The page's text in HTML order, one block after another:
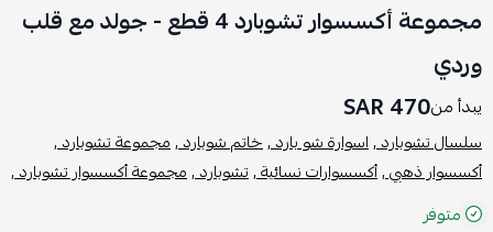
مجموعة أكسسوار تشوبارد 4 قطع - جولد مع قلب
وردي
يبدأ من470 SAR
سلسال تشوبارد ,اسوارة شو بارد ,خاتم شوبارد ,مجموعة تشوبارد ,
أكسسوار ذهبي ,أكسسوارات نسائية ,تشوبارد ,مجموعة أكسسوار تشوبارد ,
متوفر